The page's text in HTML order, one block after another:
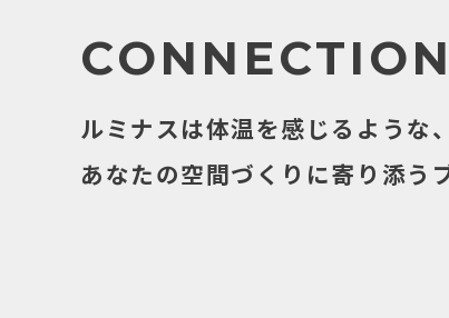
CONNECTION
ルミナスは体温を感じるような、
あなたの空間づくりに寄り添う